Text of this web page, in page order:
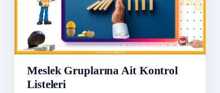
Meslek Gruplarına Ait Kontrol
Listeleri